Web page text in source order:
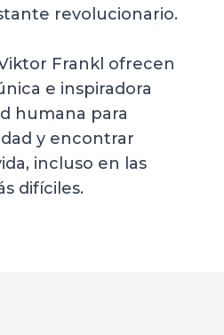
revolucionario.
Frankl ofrecen
e inspiradora
humana para
y encontrar
incluso en las
difíciles.